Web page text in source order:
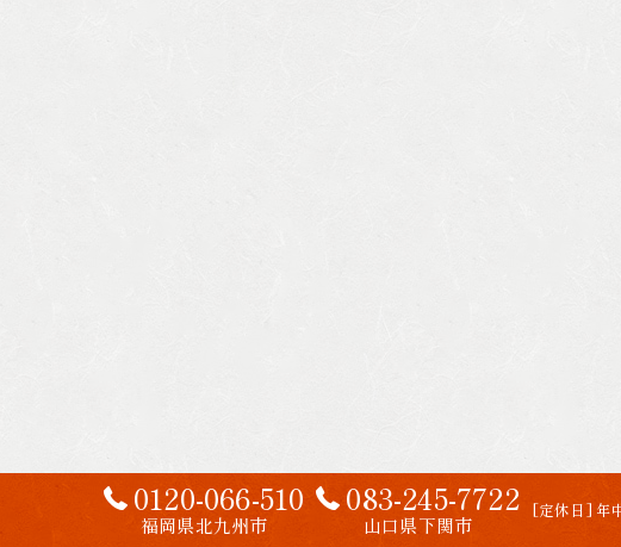
0120-066-510
福岡県北九州市
083-245-7722
山口県下関市
[定休日] 年